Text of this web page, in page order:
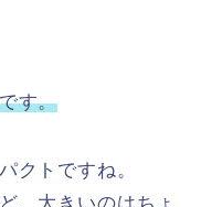
す。
クトですね。